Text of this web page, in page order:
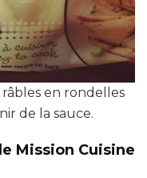
en rondelles
de la sauce.
Mission Cuisine